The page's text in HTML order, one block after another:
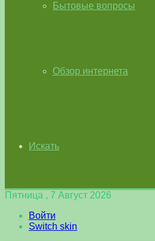
Бытовые вопросы
Обзор интернета
Искать
Пятница , 7 Август 2026
Войти
Switch skin